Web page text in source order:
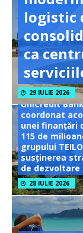
logistic
ca
29 IULIE 2026
UniCredit
coordonat
unei finanțări
115 de
grupului
susținerea
de dezvoltare
28 IULIE 2026